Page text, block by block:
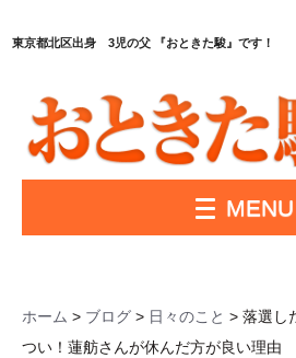
東京都北区出身 3児の父 『おときた駿』です！
MENU
ホーム > ブログ > 日々のこと > 落選し
つい！蓮舫さんが休んだ方が良い理由